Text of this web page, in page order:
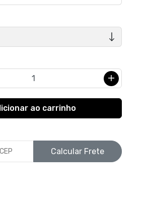
Calcular Frete